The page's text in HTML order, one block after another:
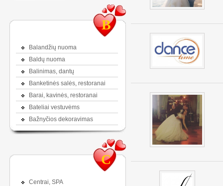
B
Balandžių nuoma
Baldų nuoma
Balinimas, dantų
Banketinės salės, restoranai
Barai, kavinės, restoranai
Bateliai vestuvėms
Bažnyčios dekoravimas
C
Centrai, SPA